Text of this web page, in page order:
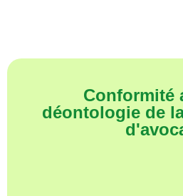
Conformité
déontologie de